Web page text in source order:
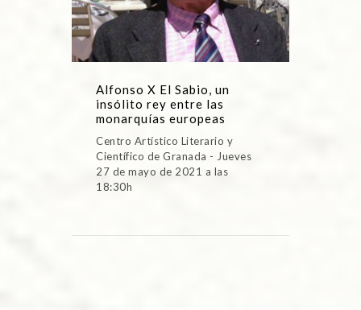
Alfonso X El Sabio, un
insólito rey entre las
monarquías europeas
Centro Artístico Literario y
Científico de Granada - Jueves
27 de mayo de 2021 a las
18:30h